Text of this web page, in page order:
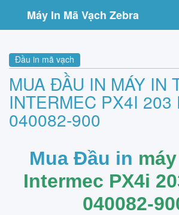
Máy In Mã Vạch Zebra
Đầu in mã vạch
MUA ĐẦU IN MÁY IN
INTERMEC PX4I 203
040082-900
Mua Đầu in
Intermec PX4i
040082-